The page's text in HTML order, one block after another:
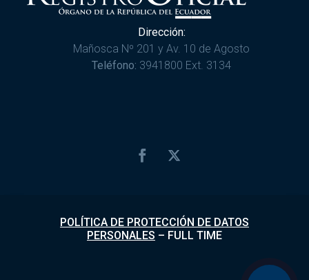
Dirección:
Mañosca Nº 201 y Av. 10 de Agosto
Teléfono: 3941800 Ext. 3134
POLÍTICA DE PROTECCIÓN DE DATOS
PERSONALES – FULL TIME